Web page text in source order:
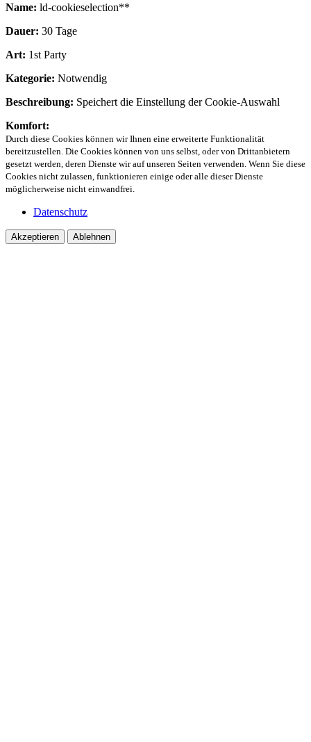
Name: ld-cookieselection**
Dauer: 30 Tage
Art: 1st Party
Kategorie: Notwendig
Beschreibung: Speichert die Einstellung der Cookie-Auswahl
Komfort:
Durch diese Cookies können wir Ihnen eine erweiterte Funktionalität
bereitzustellen. Die Cookies können von uns selbst, oder von Drittanbietern
gesetzt werden, deren Dienste wir auf unseren Seiten verwenden. Wenn Sie diese
Cookies nicht zulassen, funktionieren einige oder alle dieser Dienste
möglicherweise nicht einwandfrei.
Datenschutz
Akzeptieren Ablehnen